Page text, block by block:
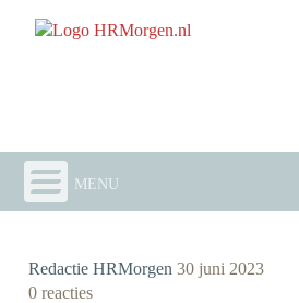
menu
Redactie HRMorgen 30 juni 2023
0 reacties